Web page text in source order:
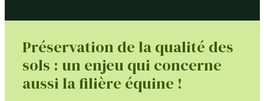
Préservation de la qualité des
sols : un enjeu qui concerne
aussi la filière équine !